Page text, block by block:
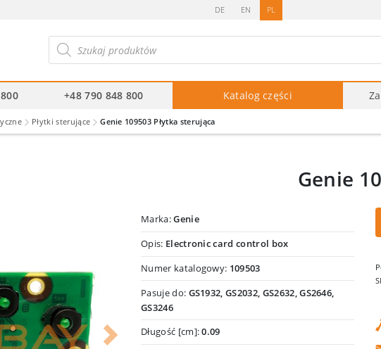
DE EN PL
produktów
+48 790 848 800 Katalog części
Płytki sterujące Genie 109503 Płytka sterująca
Next
Genie
Marka:Genie
Opis: Electronic card control box
Numer katalogowy: 109503
Pasuje do: GS1932, GS2032, GS2632, GS2646,
GS3246
Długość [cm]:0.09